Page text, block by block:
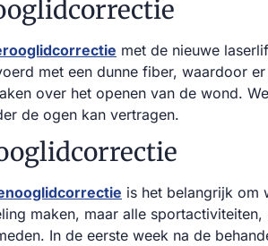
met de nieuwe
met een dunne fiber, waardoor
over het openen van de wond.
de ogen kan vertragen.
is het belangrijk om
maken, maar alle
In de eerste week na de